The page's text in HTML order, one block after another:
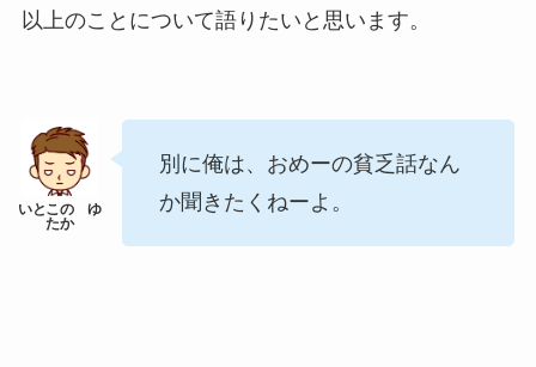
以上のことについて語りたいと思います。
別に俺は、おめーの貧乏話なん
か聞きたくねーよ。